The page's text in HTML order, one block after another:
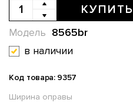
КУПИТЬ
8565br
Модель
в наличии
Код товара: 9357
Ширина оправы